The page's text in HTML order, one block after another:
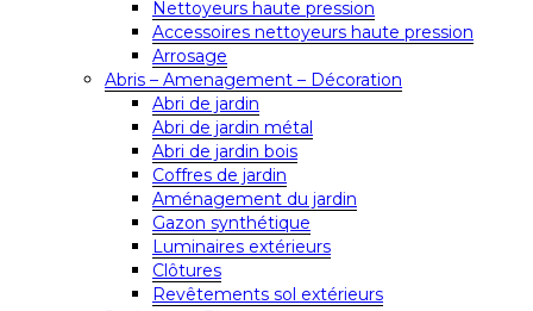
Nettoyeurs haute pression
Accessoires nettoyeurs haute pression
Arrosage
Abris – Amenagement – Décoration
Abri de jardin
Abri de jardin métal
Abri de jardin bois
Coffres de jardin
Aménagement du jardin
Gazon synthétique
Luminaires extérieurs
Clôtures
Revêtements sol extérieurs